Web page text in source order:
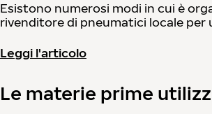
Esistono numerosi modi in cui è
rivenditore di pneumatici locale per
Leggi l'articolo
Le materie prime